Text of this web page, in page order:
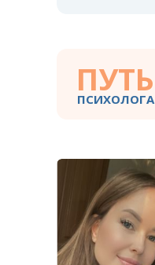
ПУТЬ
ПСИХОЛОГА